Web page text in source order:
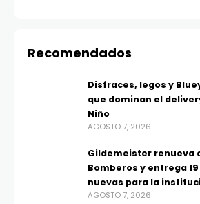
Recomendados
Disfraces, legos y
que dominan el
Niño
AGOSTO 7, 2026
Gildemeister renueva
Bomberos y entrega
nuevas para la
AGOSTO 7, 2026